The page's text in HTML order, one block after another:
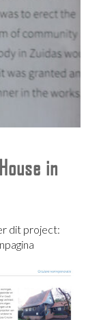
in
dit project: